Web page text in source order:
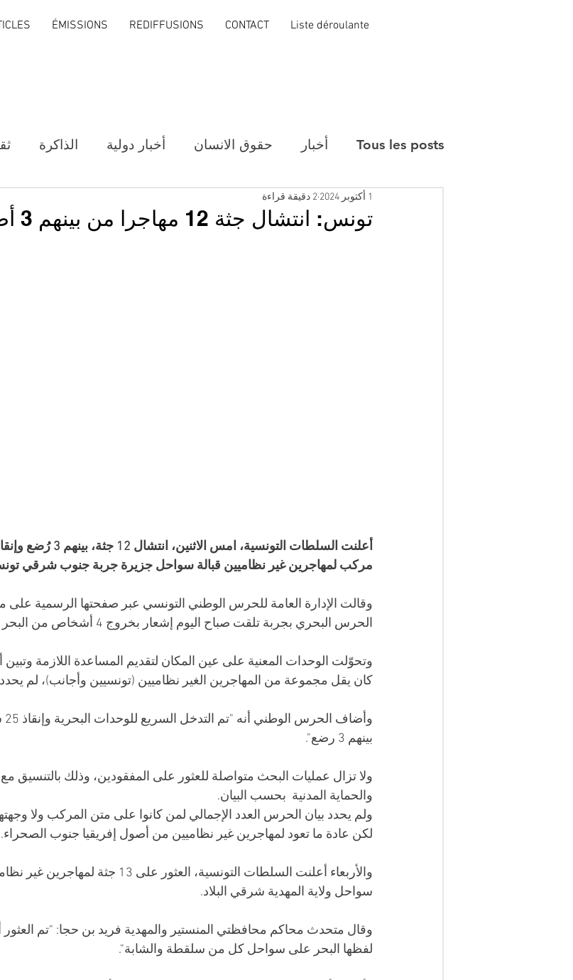
ÉMISSIONS REDIFFUSIONS CONTACT Liste déroulante
Tous les posts أخبار حقوق الانسان أخبار دولية الذاكرة
تونس: انتشال جثة 12 مهاجرا من بينهم 3 أطفال
1 أكتوبر 2024 2 دقيقة قراءة
مركب لمهاجرين غير نظاميين قبالة سواحل جزيرة جربة جنوب شرقي
وقالت الإدارة العامة للحرس الوطني التونسي عبر صفحتها الرسمية على
الحرس البحري بجربة تلقت صباح اليوم إشعار بخروج 4 أشخاص من البحر كانوا قد أبحروا خلسة.
وتحوّلت الوحدات المعنية على عين المكان لتقديم المساعدة اللازمة
كان يقل مجموعة من المهاجرين الغير نظاميين (تونسيين وأجانب)، لم
بينهم 3 رضع".
ولا تزال عمليات البحث متواصلة للعثور على المفقودين، وذلك بالتنسيق
والحماية المدنية  بحسب البيان.
ولم يحدد بيان الحرس العدد الإجمالي لمن كانوا على متن المركب ولا
لكن عادة ما تعود لمهاجرين غير نظاميين من أصول إفريقيا جنوب الصحراء.
والأربعاء أعلنت السلطات التونسية،
سواحل ولاية المهدية شرقي البلاد.
لفظها البحر على سواحل كل من سلقطة والشابة".